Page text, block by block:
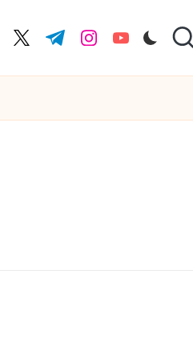
twitter.com
t.me instagram.com
youtube.com